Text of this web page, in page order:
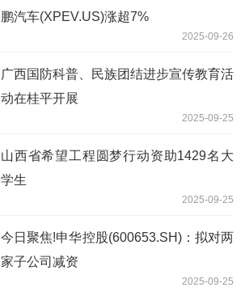
鹏汽车(XPEV.US)涨超7%
2025-09-26
广西国防科普、民族团结进步宣传教育活
动在桂平开展
2025-09-25
山西省希望工程圆梦行动资助1429名大
学生
2025-09-25
今日聚焦!申华控股(600653.SH)：拟对两
家子公司减资
2025-09-25